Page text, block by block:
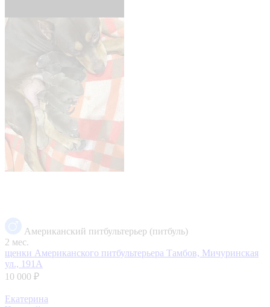
Американский питбультерьер (питбуль)
2 мес.
щенки Американского питбультерьера Тамбов, Мичуринская
ул., 191А
10 000 ₽
Екатерина